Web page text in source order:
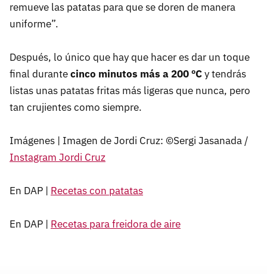
remueve las patatas para que se doren de manera
uniforme”.
Después, lo único que hay que hacer es dar un toque
final durantecinco minutos más a 200 ºCy tendrás
listas unas patatas fritas más ligeras que nunca, pero
tan crujientes como siempre.
Imágenes | Imagen de Jordi Cruz: ©Sergi Jasanada /
Instagram Jordi Cruz
En DAP | Recetas con patatas
En DAP | Recetas para freidora de aire